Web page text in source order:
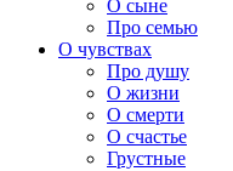
О сыне
Про семью
О чувствах
Про душу
О жизни
О смерти
О счастье
Грустные